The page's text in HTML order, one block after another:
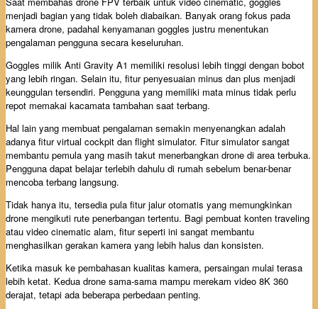
menjadi bagian yang tidak boleh diabaikan. Banyak orang fokus pada
kamera drone, padahal kenyamanan goggles justru menentukan
pengalaman pengguna secara keseluruhan.
Goggles milik Anti Gravity A1 memiliki resolusi lebih tinggi dengan bobot
yang lebih ringan. Selain itu, fitur penyesuaian minus dan plus menjadi
keunggulan tersendiri. Pengguna yang memiliki mata minus tidak perlu
repot memakai kacamata tambahan saat terbang.
Hal lain yang membuat pengalaman semakin menyenangkan adalah
adanya fitur virtual cockpit dan flight simulator. Fitur simulator sangat
membantu pemula yang masih takut menerbangkan drone di area terbuka.
Pengguna dapat belajar terlebih dahulu di rumah sebelum benar-benar
mencoba terbang langsung.
Tidak hanya itu, tersedia pula fitur jalur otomatis yang memungkinkan
drone mengikuti rute penerbangan tertentu. Bagi pembuat konten traveling
atau video cinematic alam, fitur seperti ini sangat membantu
menghasilkan gerakan kamera yang lebih halus dan konsisten.
Ketika masuk ke pembahasan kualitas kamera, persaingan mulai terasa
lebih ketat. Kedua drone sama-sama mampu merekam video 8K 360
derajat, tetapi ada beberapa perbedaan penting.